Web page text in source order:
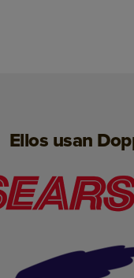
Ellos usan